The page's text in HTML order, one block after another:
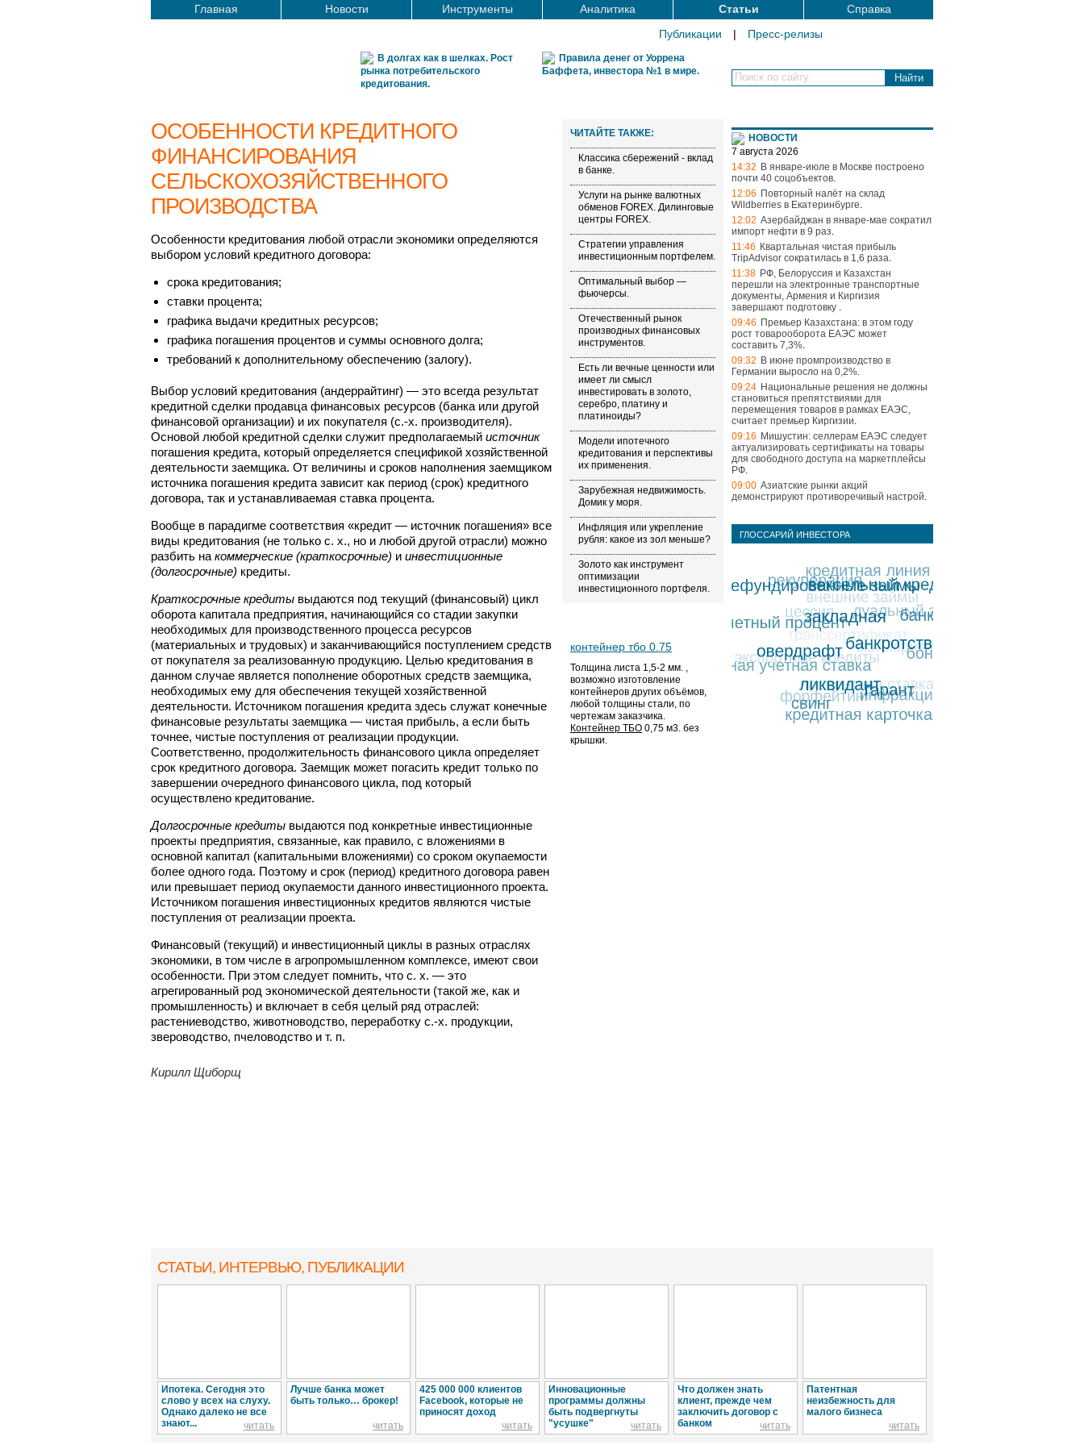
Главная Новости Инструменты Аналитика Статьи
Справка
Публикации
| Пресс-релизы
Поиск по сайту
В долгах как в шелках. Рост
рынка потребительского
кредитования.
Правила денег от Уоррена
Баффета, инвестора №1 в мире.
ОСОБЕННОСТИ КРЕДИТНОГО
ФИНАНСИРОВАНИЯ
СЕЛЬСКОХОЗЯЙСТВЕННОГО
ПРОИЗВОДСТВА
Особенности кредитования любой отрасли экономики определяются
выбором условий кредитного договора:
срока кредитования;
ставки процента;
графика выдачи кредитных ресурсов;
графика погашения процентов и суммы основного долга;
требований к дополнительному обеспечению (залогу).
Выбор условий кредитования (андеррайтинг) — это всегда результат
кредитной сделки продавца финансовых ресурсов (банка или другой
финансовой организации) и их покупателя (с.-х. производителя).
Основой любой кредитной сделки служит предполагаемый источник
погашения кредита, который определяется спецификой хозяйственной
деятельности заемщика. От величины и сроков наполнения заемщиком
источника погашения кредита зависит как период (срок) кредитного
договора, так и устанавливаемая ставка процента.
Вообще в парадигме соответствия «кредит — источник погашения» все
виды кредитования (не только с. х., но и любой другой отрасли) можно
разбить на коммерческие (краткосрочные) и инвестиционные
(долгосрочные) кредиты.
Краткосрочные кредиты выдаются под текущий (финансовый) цикл
оборота капитала предприятия, начинающийся со стадии закупки
необходимых для производственного процесса ресурсов
(материальных и трудовых) и заканчивающийся поступлением средств
от покупателя за реализованную продукцию. Целью кредитования в
данном случае является пополнение оборотных средств заемщика,
необходимых ему для обеспечения текущей хозяйственной
деятельности. Источником погашения кредита здесь служат конечные
финансовые результаты заемщика — чистая прибыль, а если быть
точнее, чистые поступления от реализации продукции.
Соответственно, продолжительность финансового цикла определяет
срок кредитного договора. Заемщик может погасить кредит только по
завершении очередного финансового цикла, под который
осуществлено кредитование.
Долгосрочные кредиты выдаются под конкретные инвестиционные
проекты предприятия, связанные, как правило, с вложениями в
основной капитал (капитальными вложениями) со сроком окупаемости
более одного года. Поэтому и срок (период) кредитного договора равен
или превышает период окупаемости данного инвестиционного проекта.
Источником погашения инвестиционных кредитов являются чистые
поступления от реализации проекта.
Финансовый (текущий) и инвестиционный циклы в разных отраслях
экономики, в том числе в агропромышленном комплексе, имеют свои
особенности. При этом следует помнить, что с. х. — это
агрегированный род экономической деятельности (такой же, как и
промышленность) и включает в себя целый ряд отраслей:
растениеводство, животноводство, переработку с.-х. продукции,
звероводство, пчеловодство и т. п.
Кирилл Щиборщ
ЧИТАЙТЕ ТАКЖЕ:
Классика сбережений - вклад
в банке.
Услуги на рынке валютных
обменов FOREX. Дилинговые
центры FOREX.
Стратегии управления
инвестиционным портфелем.
Оптимальный выбор —
фьючерсы.
Отечественный рынок
производных финансовых
инструментов.
Есть ли вечные ценности или
имеет ли смысл
инвестировать в золото,
серебро, платину и
платиноиды?
Модели ипотечного
кредитования и перспективы
их применения.
Зарубежная недвижимость.
Домик у моря.
Инфляция или укрепление
рубля: какое из зол меньше?
Золото как инструмент
оптимизации
инвестиционного портфеля.
контейнер тбо 0.75
Толщина листа 1,5-2 мм. ,
возможно изготовление
контейнеров других объёмов,
любой толщины стали, по
чертежам заказчика.
Контейнер ТБО 0,75 м3. без
крышки.
НОВОСТИ
7 августа 2026
14:32 В январе-июле в Москве построено
почти 40 соцобъектов.
12:06 Повторный налёт на склад
Wildberries в Екатеринбурге.
12:02 Азербайджан в январе-мае сократил
импорт нефти в 9 раз.
11:46 Квартальная чистая прибыль
TripAdvisor сократилась в 1,6 раза.
11:38 РФ, Белоруссия и Казахстан
перешли на электронные транспортные
документы, Армения и Киргизия
завершают подготовку .
09:46 Премьер Казахстана: в этом году
рост товарооборота ЕАЭС может
составить 7,3%.
09:32 В июне промпроизводство в
Германии выросло на 0,2%.
09:24 Национальные решения не должны
становиться препятствиями для
перемещения товаров в рамках ЕАЭС,
считает премьер Киргизии.
09:16 Мишустин: селлерам ЕАЭС следует
актуализировать сертификаты на товары
для свободного доступа на маркетплейсы
РФ.
09:00 Азиатские рынки акций
демонстрируют противоречивый настрой.
ГЛОССАРИЙ ИНВЕСТОРА
СТАТЬИ, ИНТЕРВЬЮ, ПУБЛИКАЦИИ
Ипотека. Сегодня это
слово у всех на слуху.
Однако далеко не все
знают...
читать
Лучше банка может
быть только… брокер!
читать
425 000 000 клиентов
Facebook, которые не
приносят доход
читать
Инновационные
программы должны
быть подвергнуты
"усушке"
читать
Что должен знать
клиент, прежде чем
заключить договор с
банком
читать
Патентная
неизбежность для
малого бизнеса
читать